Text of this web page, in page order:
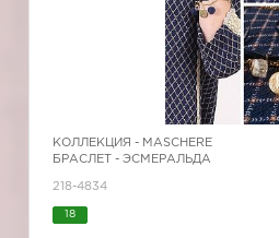
КОЛЛЕКЦИЯ - MASCHERE
БРАСЛЕТ - ЭСМЕРАЛЬДА
218-4834
18